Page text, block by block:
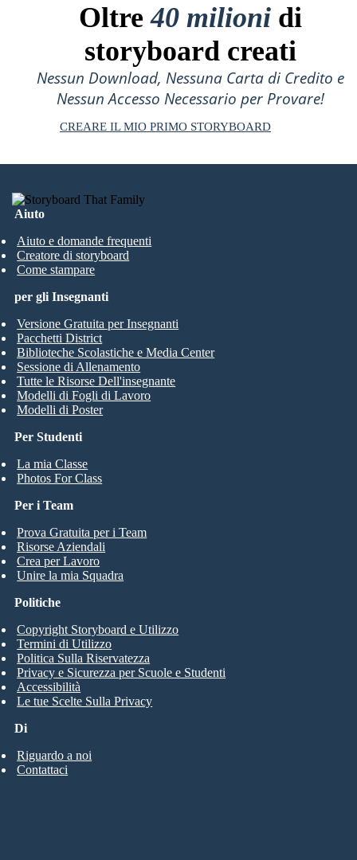
Oltre40 milioni di
storyboard creati
Nessun Download, Nessuna Carta di Credito e
Nessun Accesso Necessario per Provare!
CREARE IL MIO PRIMO STORYBOARD
Aiuto
Aiuto e domande frequenti
Creatore di storyboard
Come stampare
Per Studenti
La mia Classe
Photos For Class
per gli Insegnanti
Versione Gratuita per Insegnanti
Pacchetti District
Biblioteche Scolastiche e Media Center
Sessione di Allenamento
Tutte le Risorse Dell'insegnante
Modelli di Fogli di Lavoro
Modelli di Poster
Per i Team
Prova Gratuita per i Team
Risorse Aziendali
Crea per Lavoro
Unire la mia Squadra
Di
Riguardo a noi
Contattaci
Politiche
Copyright Storyboard e Utilizzo
Termini di Utilizzo
Politica Sulla Riservatezza
Privacy e Sicurezza per Scuole e Studenti
Accessibilità
Le tue Scelte Sulla Privacy